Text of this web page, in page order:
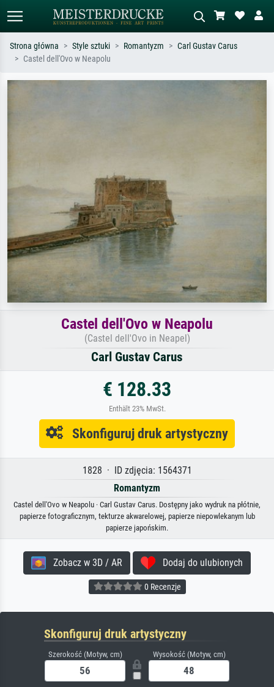
Strona główna Style sztuki Romantyzm
Carl Gustav Carus
Castel dell'Ovo w Neapolu
Castel dell'Ovo w Neapolu
(Castel dell'Ovo in Neapel)
Carl Gustav Carus
€ 128.33
Enthält 23% MwSt.
Skonfiguruj druk artystyczny
1828 · ID zdjęcia: 1564371
Romantyzm
Castel dell'Ovo w Neapolu · Carl Gustav Carus. Dostępny jako wydruk na płótnie,
papierze fotograficznym, tekturze akwarelowej, papierze niepowlekanym lub
papierze japońskim.
Zobacz w 3D / AR Dodaj do ulubionych
0 Recenzje
Skonfiguruj druk artystyczny
Szerokość (Motyw, cm) Wysokość (Motyw, cm)